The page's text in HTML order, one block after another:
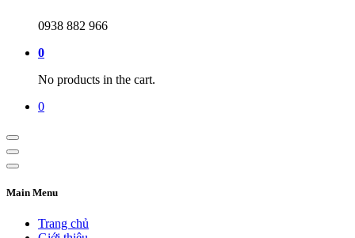
0938 882 966
0
No products in the cart.
0
Main Menu
Trang chủ